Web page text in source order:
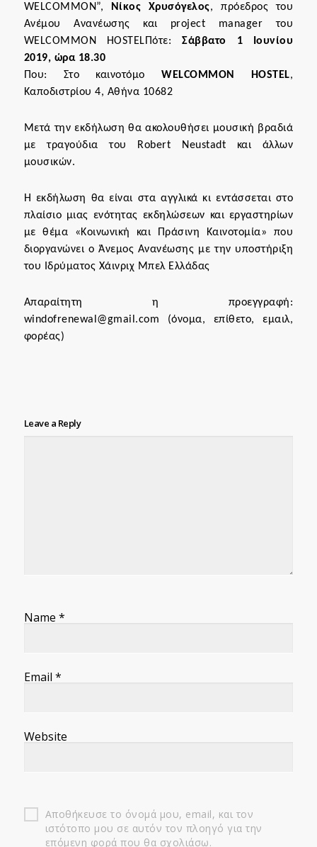
WELCOMMON”,
Νίκος Χρυσόγελος, πρόεδρος του
Ανέμου Ανανέωσης και project manager του
WELCOMMON HOSTELΠότε:Σάββατο 1 Ιουνίου
2019, ώρα 18.30
Που: Στο καινοτόμοWELCOMMON HOSTEL,
Καποδιστρίου 4, Αθήνα 10682
Μετά την εκδήλωση θα ακολουθήσει μουσική βραδιά
με τραγούδια του Robert Neustadt και άλλων
μουσικών.
H εκδήλωση θα είναι στα αγγλικά κι εντάσσεται στο
πλαίσιο μιας ενότητας εκδηλώσεων και εργαστηρίων
με θέμα «Κοινωνική και Πράσινη Καινοτομία» που
διοργανώνει ο Άνεμος Ανανέωσης με την υποστήριξη
του Ιδρύματος Χάινριχ Μπελ Ελλάδας
Απαραίτητη η προεγγραφή:
windofrenewal@gmail.com (όνομα, επίθετο, εμαιλ,
φορέας)
Leave a Reply
Name *
Email *
Website
Αποθήκευσε το όνομά μου, email, και τον
ιστότοπο μου σε αυτόν τον πλοηγό για την
επόμενη φορά που θα σχολιάσω.